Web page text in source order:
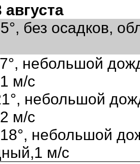
августа
без осадков,
небольшой
м/с
небольшой
м/с
небольшой
м/с